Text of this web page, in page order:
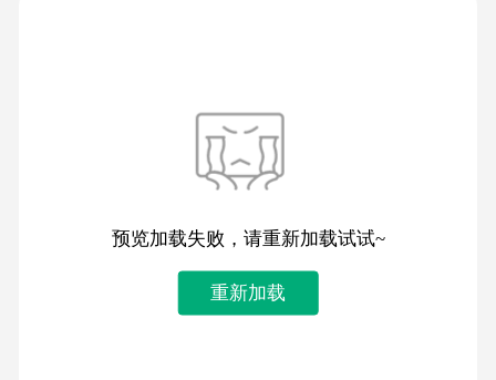
预览加载失败，请重新加载试试~
重新加载